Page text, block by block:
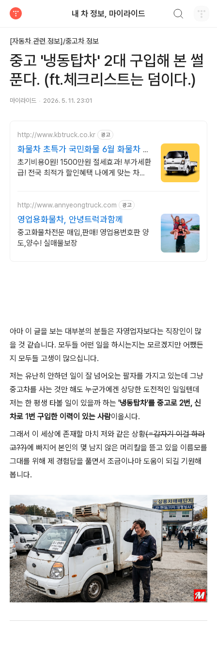
내 차 정보, 마이라이드
[자동차 관련 정보]/중고차 정보
중고 '냉동탑차' 2대 구입해 본 썰
푼다. (ft.체크리스트는 덤이다.)
마이라이드 2026. 5. 11. 23:01
http://www.kbtruck.co.kr 광고
화물차 초특가 국민화물 6월 화물차 역
대급 혜택!
초기비용0원! 1500만원 절세효과! 부가세환
급! 전국 최적가 할인혜택 나에게 맞는 차량
http://www.annyeongtruck.com 광고
영업용화물차, 안녕트럭과함께
중고화물차전문 매입,판매! 영업용번호판 양
도,양수! 실매물보장
아마 이 글을 보는 대부분의 분들은 자영업자보다는 직장인이 많
을 것 같습니다. 모두들 어떤 일을 하시는지는 모르겠지만 어쨌든
지 모두들 고생이 많으십니다.
저는 유난히 안하던 일이 잘 넘어오는 팔자를 가지고 있는데 그냥
중고차를 사는 것만 해도 누군가에겐 상당한 도전적인 일일텐데
저는 한 평생 타볼 일이 있을까 하는 '냉동탑차'를 중고로 2번, 신
차로 1번 구입한 이력이 있는 사람이올시다.
그래서 이 세상에 존재할 마치 저와 같은 상황(=갑자기 이걸 하라
고??)에 빠지어 본인의 몇 남지 않은 머리칼을 뜯고 있을 이름모를
그대를 위해 제 경험담을 풀면서 조금이나마 도움이 되길 기원해
봅니다.